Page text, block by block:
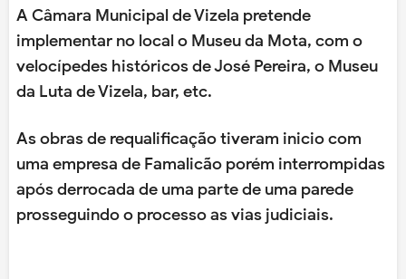
A Câmara Municipal de Vizela pretende
implementar no local o Museu da Mota, com o
velocípedes históricos de José Pereira, o Museu
da Luta de Vizela, bar, etc.
As obras de requalificação tiveram inicio com
uma empresa de Famalicão porém interrompidas
após derrocada de uma parte de uma parede
prosseguindo o processo as vias judiciais.